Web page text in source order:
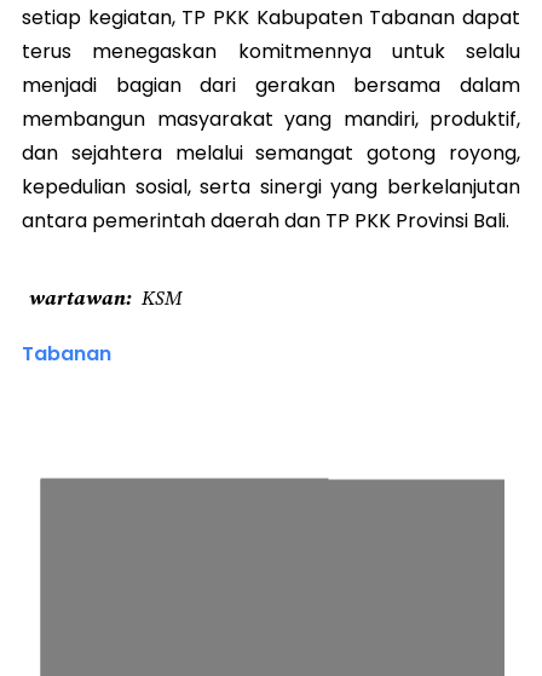
setiap kegiatan, TP PKK Kabupaten Tabanan dapat
terus menegaskan komitmennya untuk selalu
menjadi bagian dari gerakan bersama dalam
membangun masyarakat yang mandiri, produktif,
dan sejahtera melalui semangat gotong royong,
kepedulian sosial, serta sinergi yang berkelanjutan
antara pemerintah daerah dan TP PKK Provinsi Bali.
wartawan KSM
Tabanan